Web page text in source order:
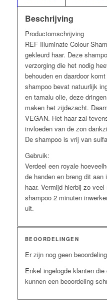
Beschrijving
Productomschrijving
REF Illuminate Colour
gekleurd haar. Deze
verzorging die het nodig
behouden en daardoor
shampoo bevat natuurlijk
en tamalu olie, deze
maken het zijdezacht.
VEGAN. Het haar zal
invloeden van de zon
De shampoo is vrij van
Gebruik:
Verdeel een royale
de handen en breng dit
haar. Vermijd hierbij zo
shampoo 2 minuten
uit.
BEOORDELINGEN
Er zijn nog geen
Enkel ingelogde klanten
kunnen een beoordeling